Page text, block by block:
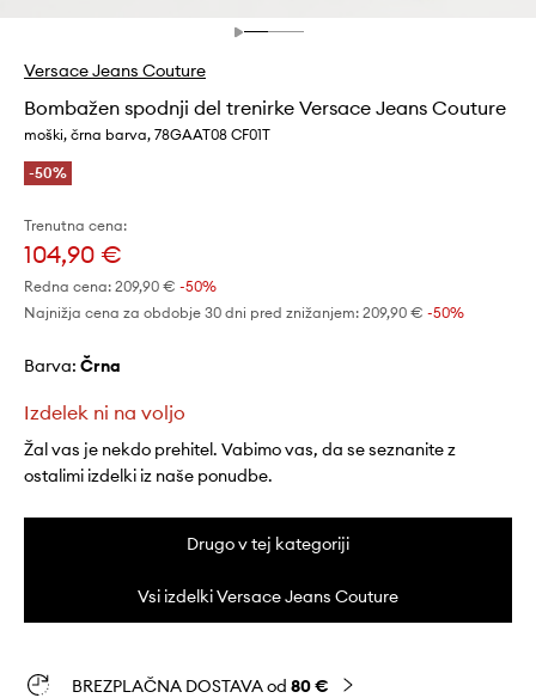
Versace Jeans Couture
Bombažen spodnji del trenirke Versace Jeans Couture
moški, črna barva, 78GAAT08 CF01T
-50%
Trenutna cena:
104,90 €
Redna cena: 209,90 € -50%
Najnižja cena za obdobje 30 dni pred znižanjem: 209,90 € -50%
Barva: črna
Izdelek ni na voljo
Žal vas je nekdo prehitel. Vabimo vas, da se seznanite z
ostalimi izdelki iz naše ponudbe.
Drugo v tej kategoriji
Vsi izdelki Versace Jeans Couture
BREZPLAČNA DOSTAVA od 80 €